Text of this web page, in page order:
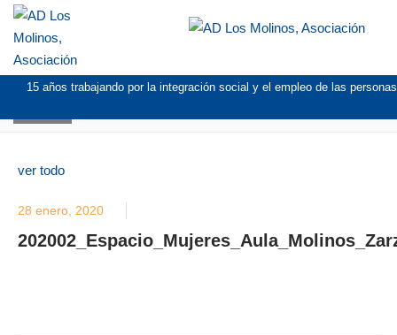
15 años trabajando por la integración social y el empleo de las
ver todo
28 enero, 2020